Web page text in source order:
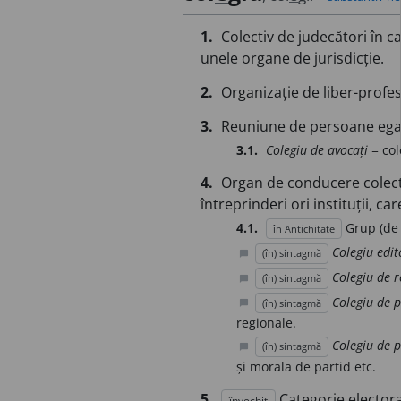
1. Colectiv de judecători în
unele organe de jurisdicție.
2. Organizație de liber-
3. Reuniune de persoane
3.1. Colegiu de avocați =
4. Organ de conducere
întreprinderi ori instituții,
4.1. în Antichitate Grup
(în) sintagmă Colegiu
(în) sintagmă Colegiu de
chat_bubble (în) sintagmă Colegiu de
regionale.
(în) sintagmă Colegiu de
și morala de partid etc.